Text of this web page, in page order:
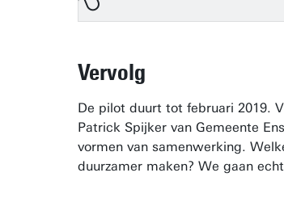
Vervolg
De pilot duurt tot februari 2019.
Patrick Spijker van Gemeente
vormen van samenwerking.
duurzamer maken? We gaan